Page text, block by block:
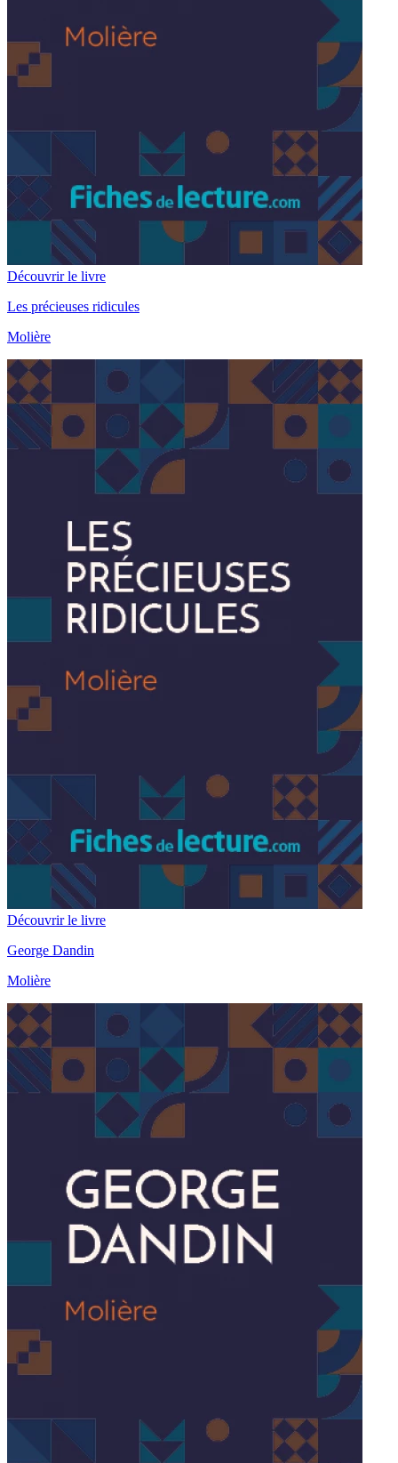
Découvrir le livre
Les précieuses ridicules
Molière
Découvrir le livre
George Dandin
Molière